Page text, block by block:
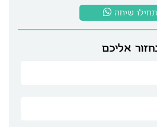
שיחה
אליכם